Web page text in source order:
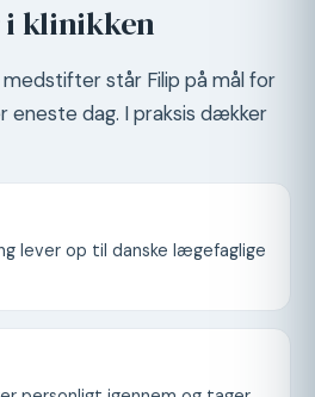
i klinikken
står Filip på mål for
eneste dag. I praksis dækker
lever op til danske lægefaglige